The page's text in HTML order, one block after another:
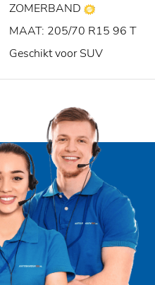
ZOMERBAND
MAAT: 205/70 R15 96 T
Geschikt voor SUV